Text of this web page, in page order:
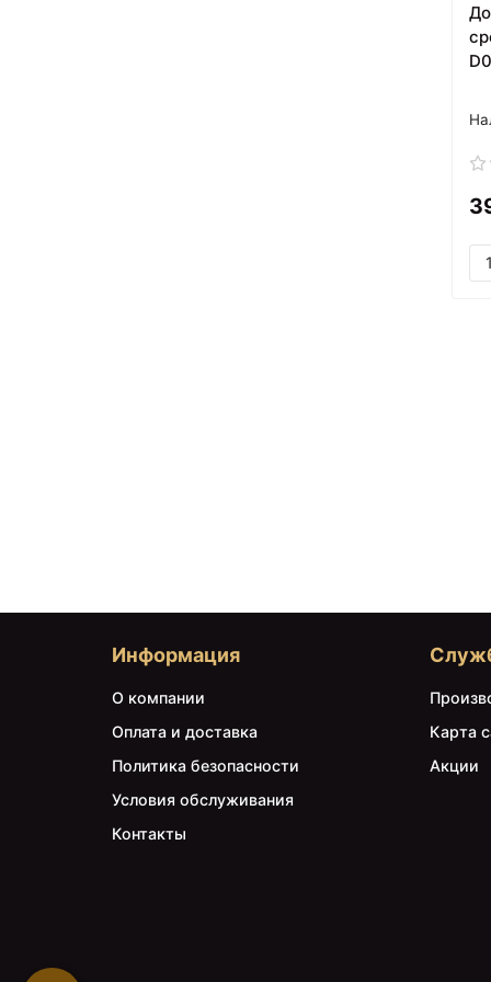
Информация
О компании
Оплата и доставка
Политика безопасности
Условия обслуживания
Контакты
Карта
Акции